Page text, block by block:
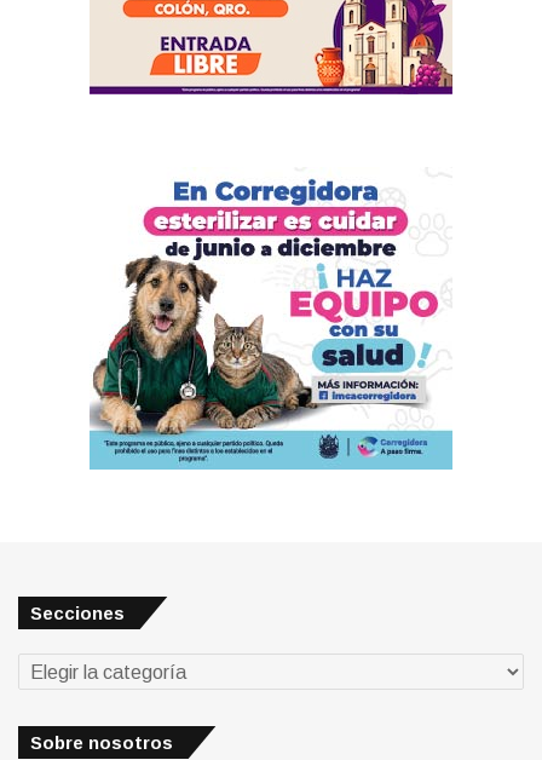
Secciones
Secciones
Sobre nosotros